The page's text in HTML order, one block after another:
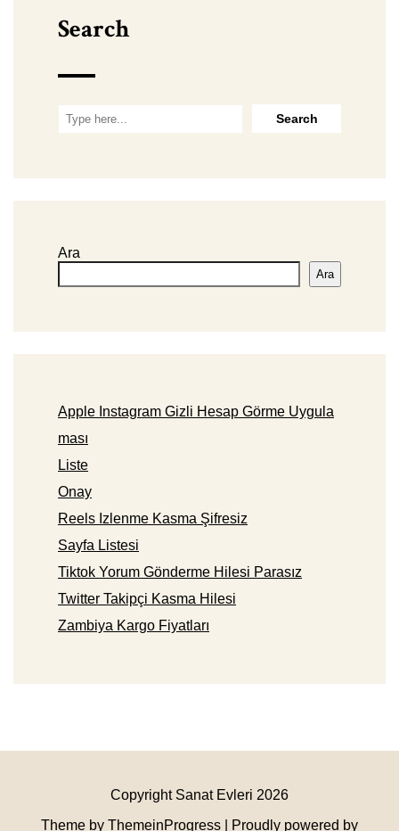
Search
Ara
Ara
Apple Instagram Gizli Hesap Görme Uygula
ması
Liste
Onay
Reels Izlenme Kasma Şifresiz
Sayfa Listesi
Tiktok Yorum Gönderme Hilesi Parasız
Twitter Takipçi Kasma Hilesi
Zambiya Kargo Fiyatları
Copyright Sanat Evleri 2026
Theme by ThemeinProgress
| Proudly powered by